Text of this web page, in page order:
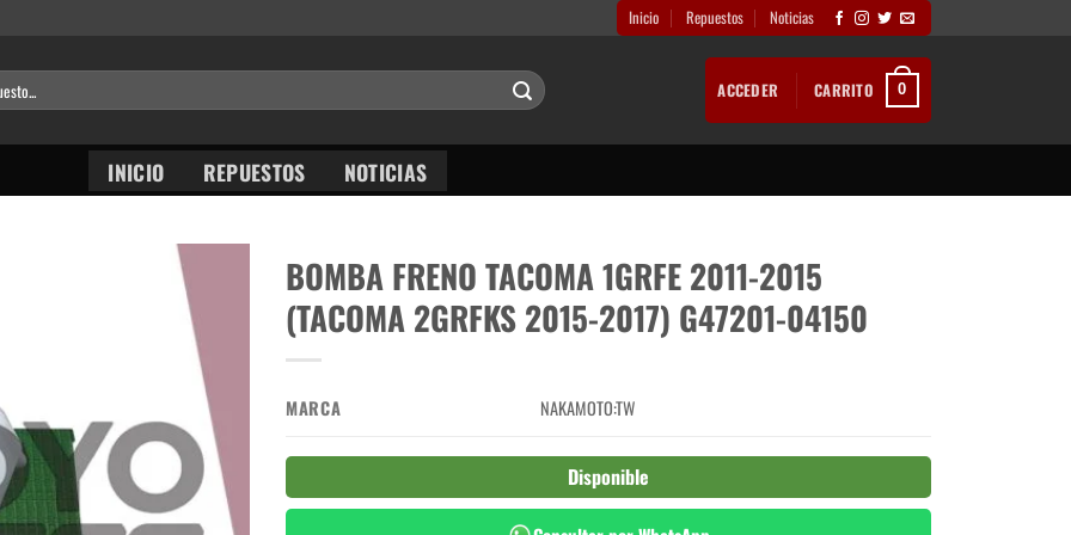
Inicio Repuestos Noticias
ACCEDER CARRITO 0
INICIO REPUESTOS NOTICIAS
BOMBA FRENO TACOMA 1GRFE 2011-2015
(TACOMA 2GRFKS 2015-2017) G47201-04150
MARCA NAKAMOTO:TW
Disponible